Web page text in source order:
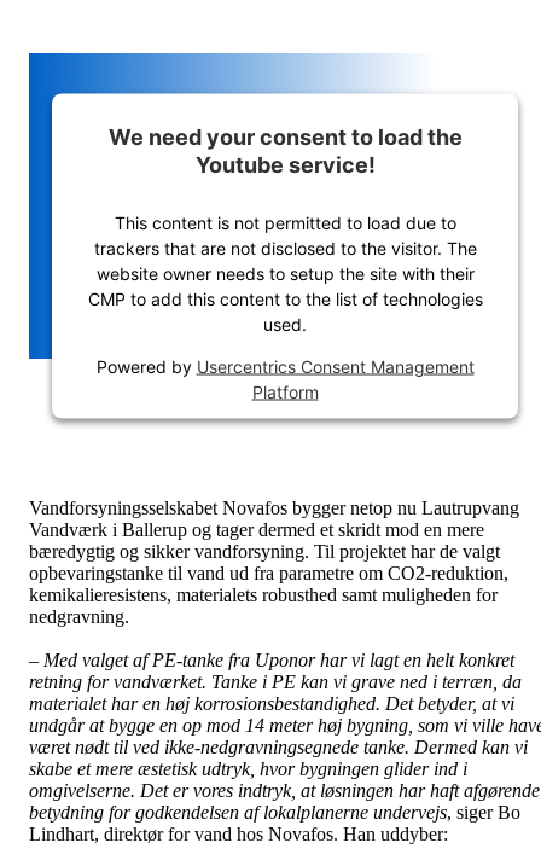
We need your consent to load the
Youtube service!
This content is not permitted to load due to
trackers that are not disclosed to the visitor. The
website owner needs to setup the site with their
CMP to add this content to the list of technologies
used.
Powered by Usercentrics Consent Management
Platform
Vandforsyningsselskabet Novafos bygger netop nu Lautrupvang
Vandværk i Ballerup og tager dermed et skridt mod en mere
bæredygtig og sikker vandforsyning. Til projektet har de valgt
opbevaringstanke til vand ud fra parametre om CO2-reduktion,
kemikalieresistens, materialets robusthed samt muligheden for
nedgravning.
– Med valget af PE-tanke fra Uponor har vi lagt en helt konkret
retning for vandværket. Tanke i PE kan vi grave ned i terræn, da
materialet har en høj korrosionsbestandighed. Det betyder, at vi
undgår at bygge en op mod 14 meter høj bygning, som vi ville
været nødt til ved ikke-nedgravningsegnede tanke. Dermed kan vi
skabe et mere æstetisk udtryk, hvor bygningen glider ind i
omgivelserne. Det er vores indtryk, at løsningen har haft afgørende
betydning for godkendelsen af lokalplanerne undervejs, siger Bo
Lindhart, direktør for vand hos Novafos. Han uddyber: